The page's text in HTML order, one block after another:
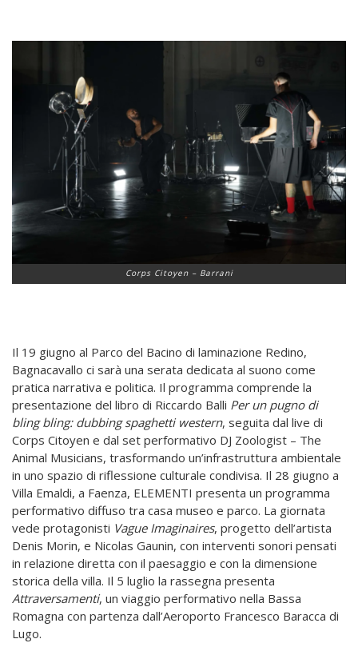
Corps Citoyen – Barrani
Il 19 giugno al Parco del Bacino di laminazione Redino,
Bagnacavallo ci sarà una serata dedicata al suono come
pratica narrativa e politica. Il programma comprende la
presentazione del libro di Riccardo Balli Per un pugno di
bling bling: dubbing spaghetti western, seguita dal live di
Corps Citoyen e dal set performativo DJ Zoologist – The
Animal Musicians, trasformando un’infrastruttura ambientale
in uno spazio di riflessione culturale condivisa. Il 28 giugno a
Villa Emaldi, a Faenza, ELEMENTI presenta un programma
performativo diffuso tra casa museo e parco. La giornata
vede protagonisti Vague Imaginaires, progetto dell’artista
Denis Morin, e Nicolas Gaunin, con interventi sonori pensati
in relazione diretta con il paesaggio e con la dimensione
storica della villa. Il 5 luglio la rassegna presenta
Attraversamenti, un viaggio performativo nella Bassa
Romagna con partenza dall’Aeroporto Francesco Baracca di
Lugo.